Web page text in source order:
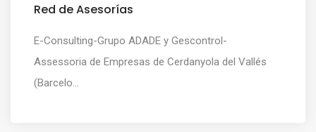
Red de Asesorías
E-Consulting-Grupo ADADE y Gescontrol-
Assessoria de Empresas de Cerdanyola del Vallés
(Barcelo...